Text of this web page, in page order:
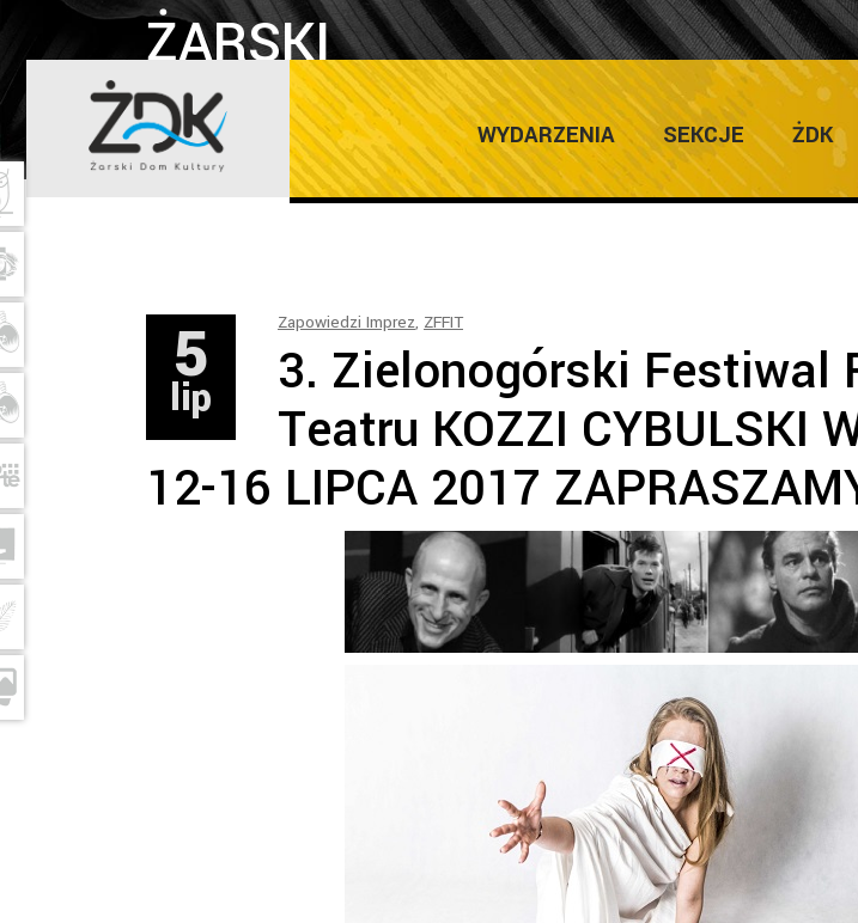
WYDARZENIA SEKCJE ŻDK
ŻARSKI
DOM
KULTURY
Home/Zapowiedzi Imprez / 3. Zielonogórski Festiwal
5
lip
Zapowiedzi Imprez, ZFFIT
3. Zielonogórski Festiwal
Teatru KOZZI CYBULSKI
12-16 LIPCA 2017